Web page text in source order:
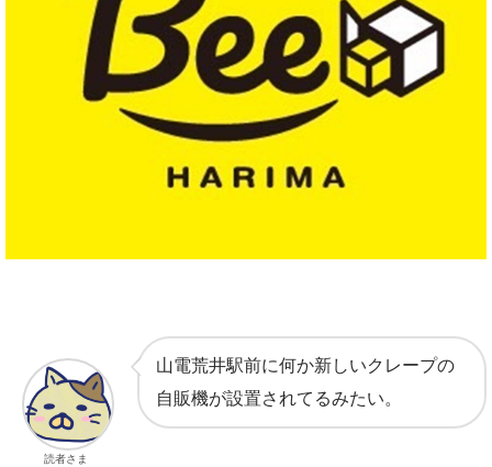
山電荒井駅前に何か新しいクレープの
自販機が設置されてるみたい。
読者さま